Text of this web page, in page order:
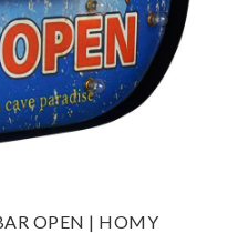
OPEN | HOMY